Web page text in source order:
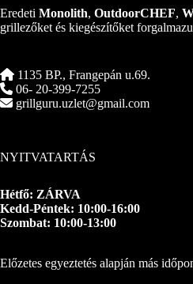
Eredeti Monolith, OutdoorCHEF,
grillezőket és kiegészítőket
1135 BP., Frangepán u.69.
06- 20-399-7255
grillguru.uzlet@gmail.com
NYITVATARTÁS
Hétfő: ZÁRVA
Kedd-Péntek: 10:00-16:00
Szombat: 10:00-13:00
Előzetes egyeztetés alapján más